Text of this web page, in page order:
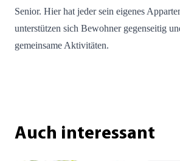
Senior. Hier hat jeder sein eigenes
unterstützen sich Bewohner gegenseitig
gemeinsame Aktivitäten.
Auch interessant